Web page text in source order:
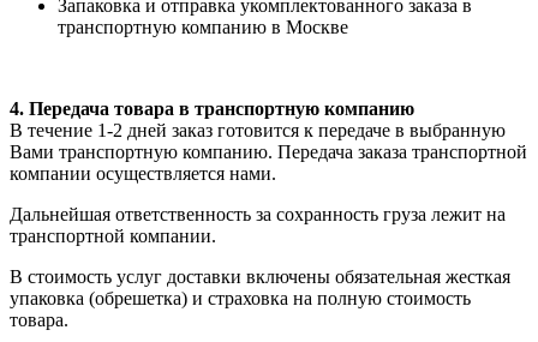
Запаковка и отправка укомплектованного заказа в
транспортную компанию в Москве
4. Передача товара в транспортную компанию
В течение 1-2 дней заказ готовится к передаче в выбранную
Вами транспортную компанию. Передача заказа транспортной
компании осуществляется нами.
Дальнейшая ответственность за сохранность груза лежит на
транспортной компании.
В стоимость услуг доставки включены обязательная жесткая
упаковка (обрешетка) и страховка на полную стоимость
товара.